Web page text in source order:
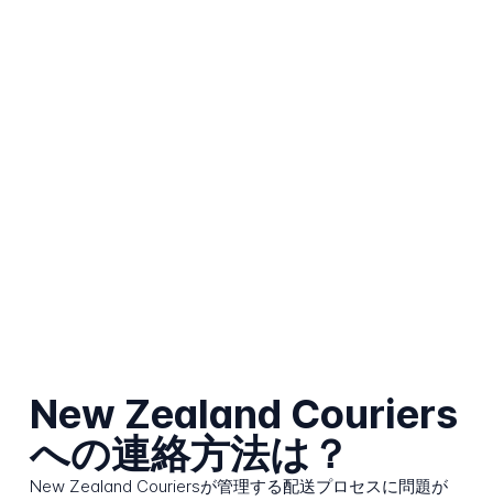
New Zealand Couriers
への連絡方法は？
New Zealand Couriersが管理する配送プロセスに問題が